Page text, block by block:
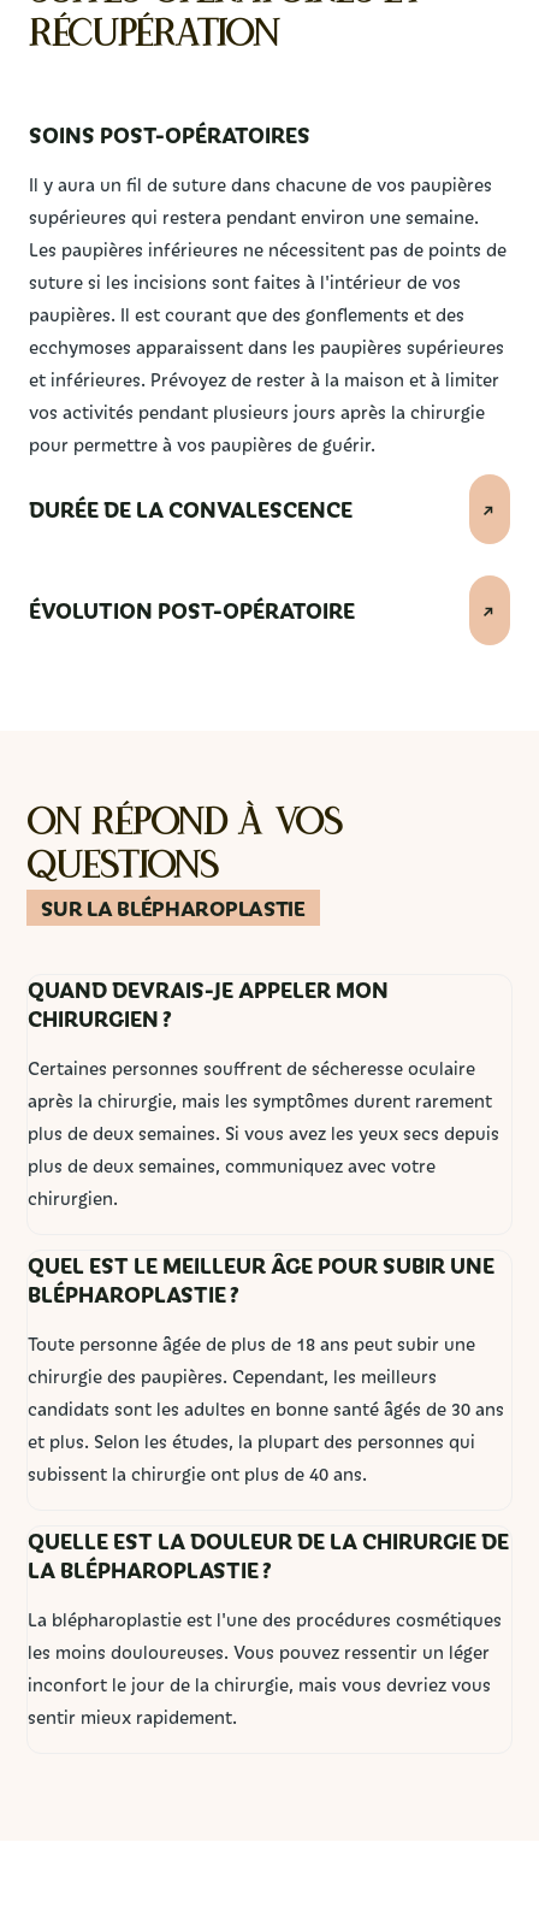
récupération
SOINS POST-OPÉRATOIRES
Il y aura un fil de suture dans chacune de vos paupières
supérieures qui restera pendant environ une semaine.
Les paupières inférieures ne nécessitent pas de points de
suture si les incisions sont faites à l'intérieur de vos
paupières. Il est courant que des gonflements et des
ecchymoses apparaissent dans les paupières supérieures
et inférieures. Prévoyez de rester à la maison et à limiter
vos activités pendant plusieurs jours après la chirurgie
pour permettre à vos paupières de guérir.
DURÉE DE LA CONVALESCENCE
ÉVOLUTION POST-OPÉRATOIRE
On répond à vos
questions
SUR LA BLÉPHAROPLASTIE
QUAND DEVRAIS-JE APPELER MON
CHIRURGIEN ?
Certaines personnes souffrent de sécheresse oculaire
après la chirurgie, mais les symptômes durent rarement
plus de deux semaines. Si vous avez les yeux secs depuis
plus de deux semaines, communiquez avec votre
chirurgien.
QUEL EST LE MEILLEUR ÂGE POUR SUBIR UNE
BLÉPHAROPLASTIE ?
Toute personne âgée de plus de 18 ans peut subir une
chirurgie des paupières. Cependant, les meilleurs
candidats sont les adultes en bonne santé âgés de 30 ans
et plus. Selon les études, la plupart des personnes qui
subissent la chirurgie ont plus de 40 ans.
QUELLE EST LA DOULEUR DE LA CHIRURGIE DE
LA BLÉPHAROPLASTIE ?
La blépharoplastie est l'une des procédures cosmétiques
les moins douloureuses. Vous pouvez ressentir un léger
inconfort le jour de la chirurgie, mais vous devriez vous
sentir mieux rapidement.